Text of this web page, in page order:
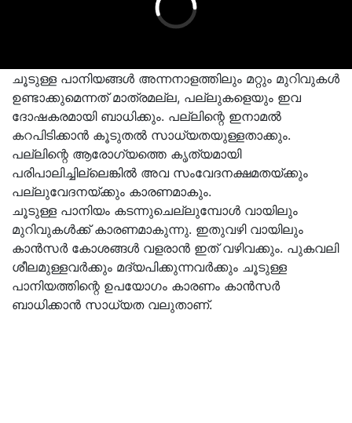
ചൂടുള്ള പാനിയങ്ങൾ അന്നനാളത്തിലും മറ്റും മുറിവുകൾ
ഉണ്ടാക്കുമെന്നത് മാത്രമല്ല, പല്ലുകളെയും ഇവ
ദോഷകരമായി ബാധിക്കും. പല്ലിന്റെ ഇനാമൽ
കറപിടിക്കാൻ കൂടുതൽ സാധ്യതയുള്ളതാക്കും.
പല്ലിന്റെ ആരോഗ്യത്തെ കൃത്യമായി
പരിപാലിച്ചില്ലെങ്കിൽ അവ സംവേദനക്ഷമതയ്ക്കും
പല്ലുവേദനയ്ക്കും കാരണമാകും.
ചൂടുള്ള പാനിയം കടന്നുചെല്ലുമ്പോൾ വായിലും
മുറിവുകൾക്ക് കാരണമാകുന്നു. ഇതുവഴി വായിലും
കാൻസർ കോശങ്ങൾ വളരാൻ ഇത് വഴിവക്കും. പുകവലി
ശീലമുള്ളവർക്കും മദ്യപിക്കുന്നവർക്കും ചൂടുള്ള
പാനിയത്തിന്റെ ഉപയോഗം കാരണം കാൻസർ
ബാധിക്കാൻ സാധ്യത വലുതാണ്.